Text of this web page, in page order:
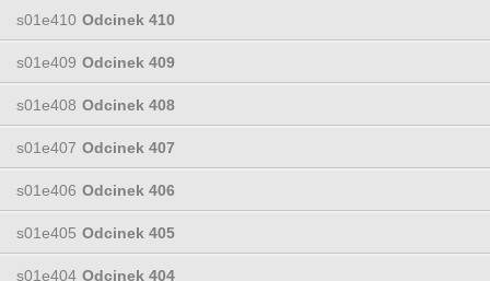
s01e410 Odcinek 410
s01e409 Odcinek 409
s01e408 Odcinek 408
s01e407 Odcinek 407
s01e406 Odcinek 406
s01e405 Odcinek 405
s01e404 Odcinek 404